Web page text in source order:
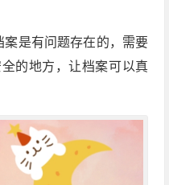
是有问题存在的，需要
的地方，让档案可以真